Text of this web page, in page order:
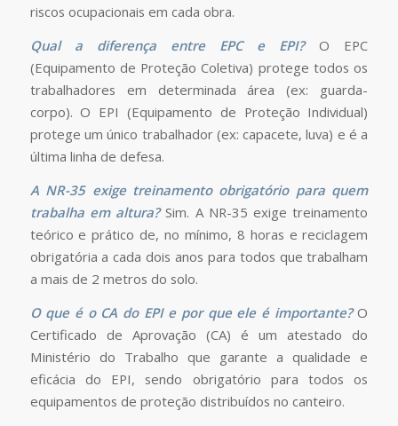
riscos ocupacionais em cada obra.
Qual a diferença entre EPC e EPI?O EPC
(Equipamento de Proteção Coletiva) protege todos os
trabalhadores em determinada área (ex: guarda-
corpo). O EPI (Equipamento de Proteção Individual)
protege um único trabalhador (ex: capacete, luva) e é a
última linha de defesa.
A NR-35 exige treinamento obrigatório para quem
trabalha em altura?Sim. A NR-35 exige treinamento
teórico e prático de, no mínimo, 8 horas e reciclagem
obrigatória a cada dois anos para todos que trabalham
a mais de 2 metros do solo.
O que é o CA do EPI e por que ele é importante?O
Certificado de Aprovação (CA) é um atestado do
Ministério do Trabalho que garante a qualidade e
eficácia do EPI, sendo obrigatório para todos os
equipamentos de proteção distribuídos no canteiro.